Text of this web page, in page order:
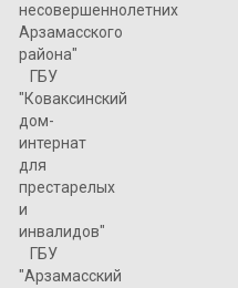
несовершеннолетних
Арзамасского
района"
ГБУ
"Коваксинский
дом-
интернат
для
престарелых
и
инвалидов"
ГБУ
"Арзамасский